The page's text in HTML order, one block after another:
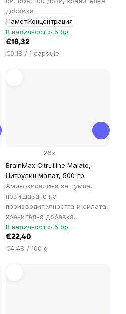
добавка
ПаметКонцентрация
В наличност > 5 бр.
€18,32
Цена
€0,18 / 1 capsule
BrainMax Citrulline Malate,
Цитрулин малат, 500 гр
Аминокиселина за пумпа,
повишаване на
производителността и силата,
хранителна добавка.
26x
В наличност > 5 бр.
€22,40
Цена
€4,48 / 100 g